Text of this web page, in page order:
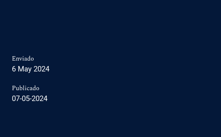
Enviado
6 May 2024
Publicado
07-05-2024